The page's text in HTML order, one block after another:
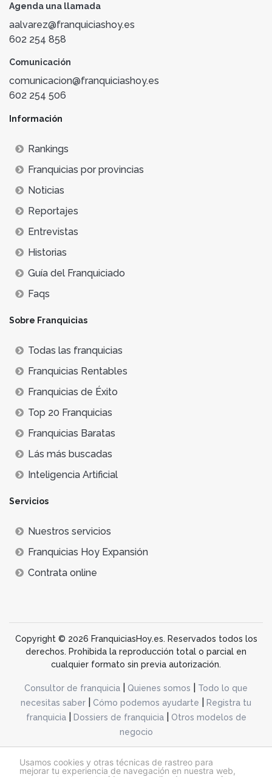
Usamos cookies y otras técnicas de rastreo para
mejorar tu experiencia de navegación en nuestra web,
Agenda una llamada
aalvarez@franquiciashoy.es
602 254 858
Comunicación
comunicacion@franquiciashoy.es
602 254 506
Información
Rankings
Franquicias por provincias
Noticias
Reportajes
Entrevistas
Historias
Guía del Franquiciado
Faqs
Sobre Franquicias
Todas las franquicias
Franquicias Rentables
Franquicias de Éxito
Top 20 Franquicias
Franquicias Baratas
Lás más buscadas
Inteligencia Artificial
Servicios
Nuestros servicios
Franquicias Hoy Expansión
Contrata online
Copyright © 2026 FranquiciasHoy.es. Reservados todos los
derechos. Prohibida la reproducción total o parcial en
cualquier formato sin previa autorización.
Consultor de franquicia Quienes somos
Todo lo que
necesitas saber
Cómo podemos ayudarte
Registra tu
franquicia| Dossiers de franquicia|
Otros modelos de
negocio